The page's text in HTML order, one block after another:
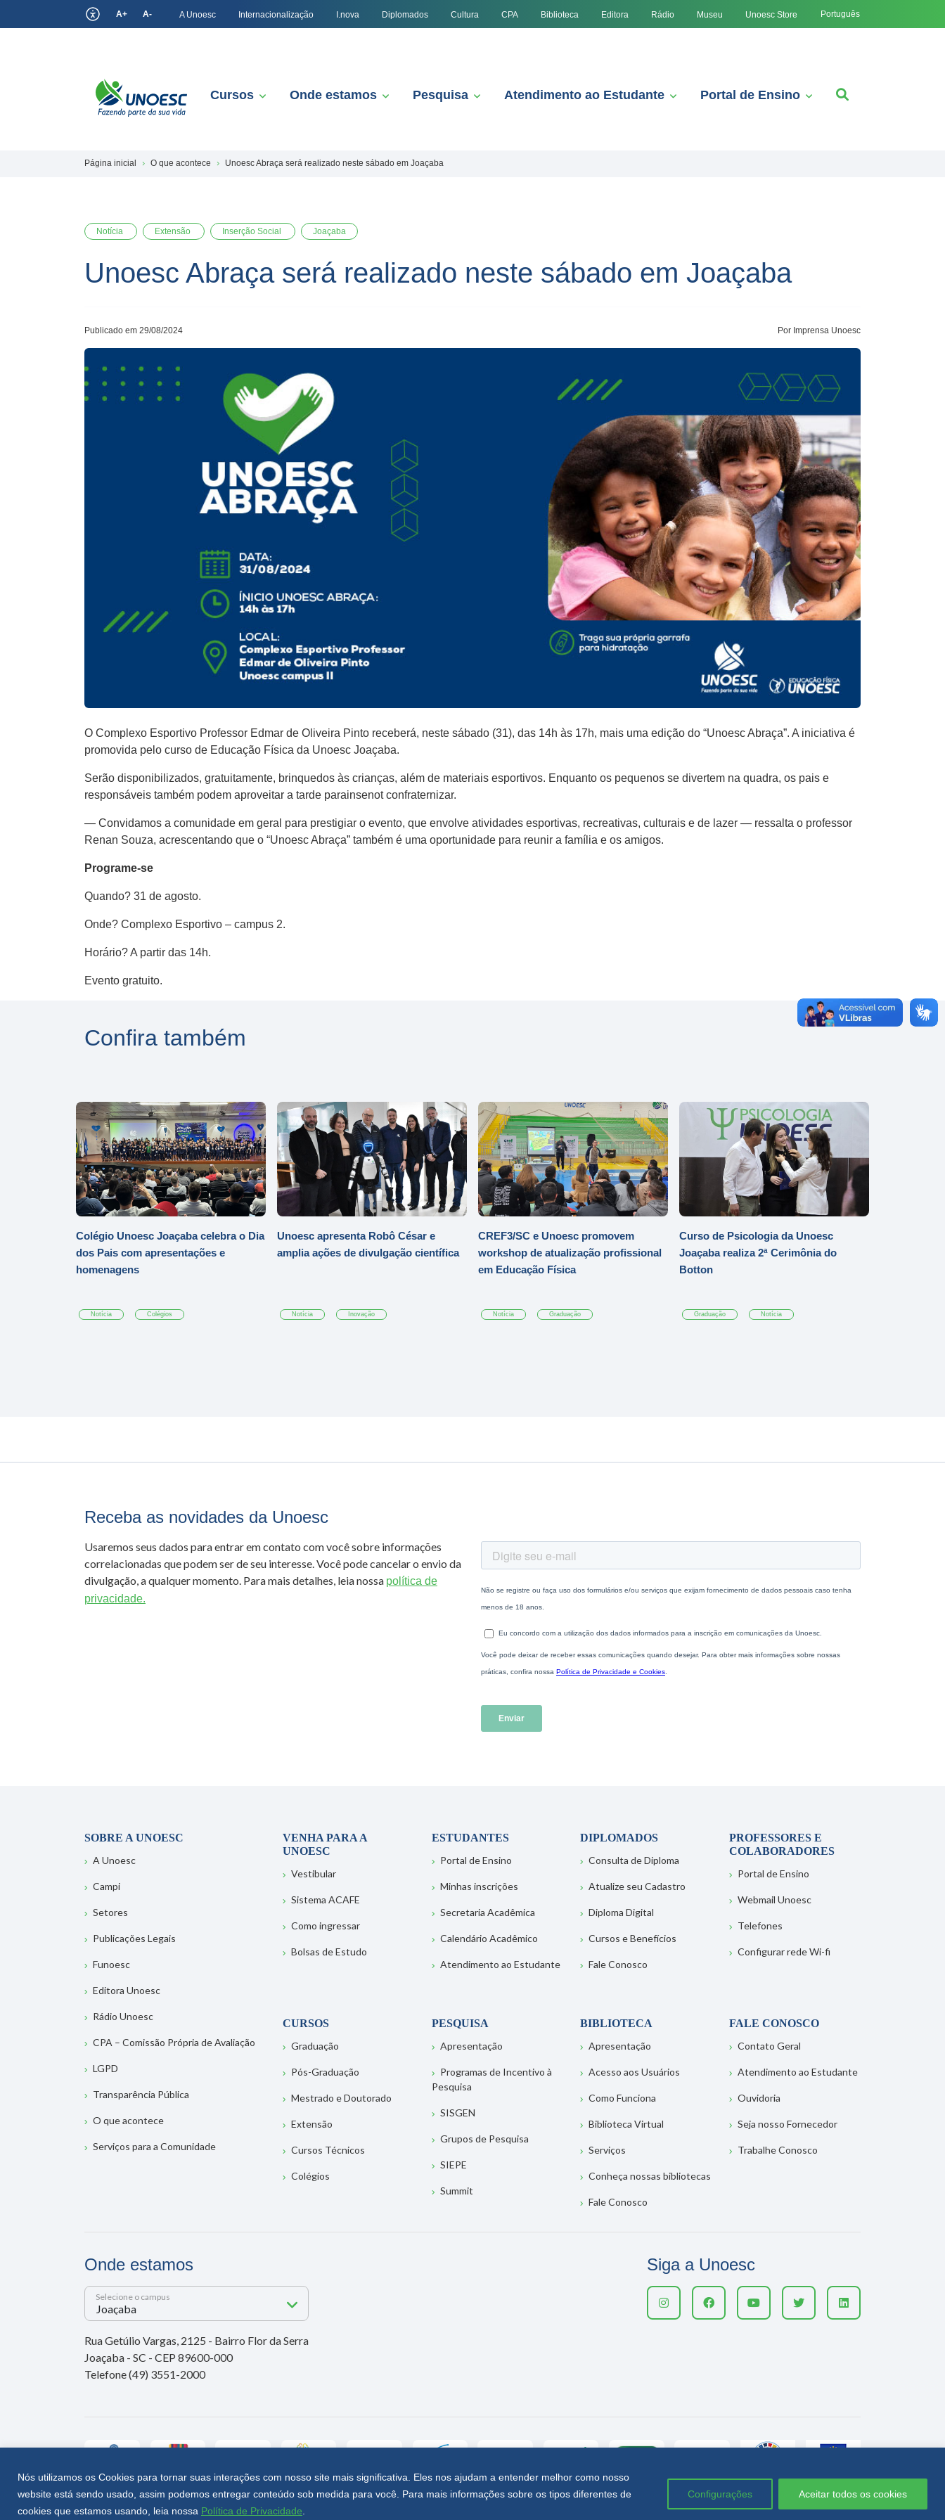
Nós utilizamos os Cookies para tornar suas interações com nosso site mais significativa. Eles nos ajudam a entender melhor como nosso
website está sendo usado, assim podemos entregar conteúdo sob medida para você. Para mais informações sobre os tipos diferentes de
cookies que estamos usando, leia nossa Política de Privacidade
Configurações Aceitar todos os cookies
A+ A- A Unoesc Internacionalização I.nova Diplomados Cultura CPA Biblioteca Editora Rádio Museu Unoesc Store Português
Cursos Onde estamos Pesquisa Atendimento ao Estudante Portal de Ensino
Página inicial O que acontece Unoesc Abraça será realizado neste sábado em Joaçaba
Notícia Extensão Inserção Social Joaçaba
Unoesc Abraça será realizado neste sábado em Joaçaba
Publicado em 29/08/2024 Por Imprensa Unoesc
O Complexo Esportivo Professor Edmar de Oliveira Pinto receberá, neste sábado (31), das 14h às 17h, mais uma edição do “Unoesc Abraça”. A iniciativa é
promovida pelo curso de Educação Física da Unoesc Joaçaba.
Serão disponibilizados, gratuitamente, brinquedos às crianças, além de materiais esportivos. Enquanto os pequenos se divertem na quadra, os pais e
responsáveis também podem aproveitar a tarde parainsenot confraternizar.
— Convidamos a comunidade em geral para prestigiar o evento, que envolve atividades esportivas, recreativas, culturais e de lazer — ressalta o professor
Renan Souza, acrescentando que o “Unoesc Abraça” também é uma oportunidade para reunir a família e os amigos.
Programe-se
Quando? 31 de agosto.
Onde? Complexo Esportivo – campus 2.
Horário? A partir das 14h.
Evento gratuito.
Confira também
Colégio Unoesc Joaçaba celebra o Dia
dos Pais com apresentações e
homenagens
Notícia Colégios
Unoesc apresenta Robô César e
amplia ações de divulgação científica
Notícia Inovação
CREF3/SC e Unoesc promovem
workshop de atualização profissional
em Educação Física
Notícia Graduação
Curso de Psicologia da Unoesc
Joaçaba realiza 2ª Cerimônia do
Botton
Graduação Notícia
Receba as novidades da Unoesc
Usaremos seus dados para entrar em contato com você sobre informações
correlacionadas que podem ser de seu interesse. Você pode cancelar o envio da
divulgação, a qualquer momento. Para mais detalhes, leia nossa política de
privacidade.
SOBRE A UNOESC
A Unoesc
Campi
Setores
Publicações Legais
Funoesc
Editora Unoesc
Rádio Unoesc
CPA – Comissão Própria de Avaliação
LGPD
Transparência Pública
O que acontece
Serviços para a Comunidade
VENHA PARA A
UNOESC
Vestibular
Sistema ACAFE
Como ingressar
Bolsas de Estudo
ESTUDANTES
Portal de Ensino
Minhas inscrições
Secretaria Acadêmica
Calendário Acadêmico
Atendimento ao Estudante
DIPLOMADOS
Consulta de Diploma
Atualize seu Cadastro
Diploma Digital
Cursos e Benefícios
Fale Conosco
PROFESSORES E
COLABORADORES
Portal de Ensino
Webmail Unoesc
Telefones
Configurar rede Wi-fi
CURSOS
Graduação
Pós-Graduação
Mestrado e Doutorado
Extensão
Cursos Técnicos
Colégios
PESQUISA
Apresentação
Programas de Incentivo à
Pesquisa
SISGEN
Grupos de Pesquisa
SIEPE
Summit
BIBLIOTECA
Apresentação
Acesso aos Usuários
Como Funciona
Biblioteca Virtual
Serviços
Conheça nossas bibliotecas
Fale Conosco
FALE CONOSCO
Contato Geral
Atendimento ao Estudante
Ouvidoria
Seja nosso Fornecedor
Trabalhe Conosco
Onde estamos
Selecione o campus
Rua Getúlio Vargas, 2125 - Bairro Flor da Serra
Joaçaba - SC - CEP 89600-000
Telefone (49) 3551-2000
Siga a Unoesc
Unoesc © 2026 - Todos os direitos reservados Política de privacidade